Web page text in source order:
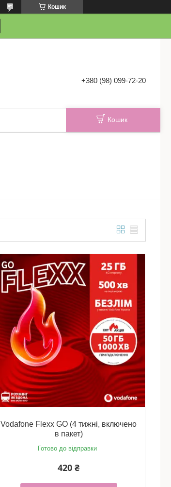
Кошик
+380 (98) 099-72-20
Кошик
Vodafone Flexx GO (4 тижні, включено
в пакет)
Готово до відправки
420 ₴